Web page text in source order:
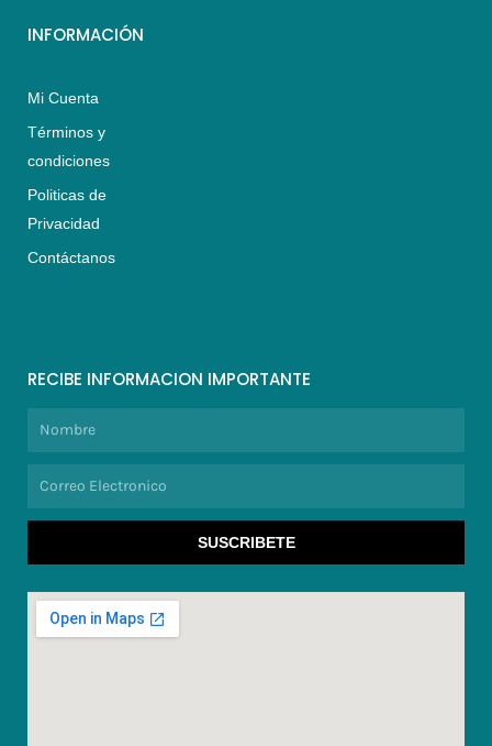
INFORMACIÓN
Mi Cuenta
Términos y
condiciones
Politicas de
Privacidad
Contáctanos
RECIBE INFORMACION IMPORTANTE
SUSCRIBETE